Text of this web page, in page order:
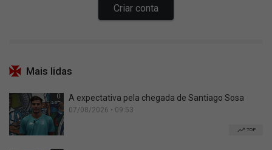
Mais lidas
0 A expectativa pela chegada de Santiago Sosa
07/08/2026 • 09:53
TOP